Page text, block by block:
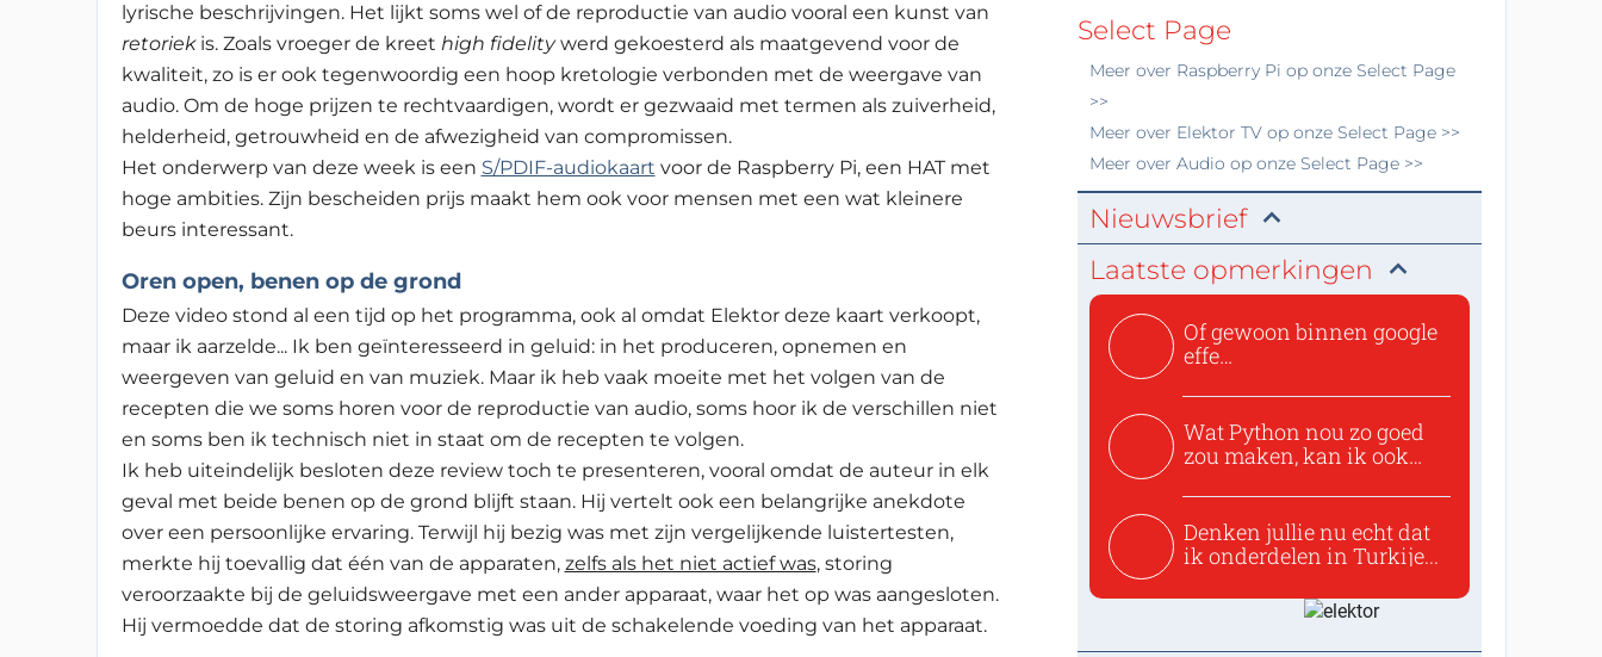
lyrische beschrijvingen. Het lijkt soms wel of de reproductie van audio vooral een kunst van
retoriekis. Zoals vroeger de kreet high fidelitywerd gekoesterd als maatgevend voor de
kwaliteit, zo is er ook tegenwoordig een hoop kretologie verbonden met de weergave van
audio. Om de hoge prijzen te rechtvaardigen, wordt er gezwaaid met termen als zuiverheid,
helderheid, getrouwheid en de afwezigheid van compromissen.
Het onderwerp van deze week is een S/PDIF-audiokaart voor de Raspberry Pi, een HAT met
hoge ambities. Zijn bescheiden prijs maakt hem ook voor mensen met een wat kleinere
beurs interessant.
Oren open, benen op de grond
Deze video stond al een tijd op het programma, ook al omdat Elektor deze kaart verkoopt,
maar ik aarzelde... Ik ben geïnteresseerd in geluid: in het produceren, opnemen en
weergeven van geluid en van muziek. Maar ik heb vaak moeite met het volgen van de
recepten die we soms horen voor de reproductie van audio, soms hoor ik de verschillen niet
en soms ben ik technisch niet in staat om de recepten te volgen.
Ik heb uiteindelijk besloten deze review toch te presenteren, vooral omdat de auteur in elk
geval met beide benen op de grond blijft staan. Hij vertelt ook een belangrijke anekdote
over een persoonlijke ervaring. Terwijl hij bezig was met zijn vergelijkende luistertesten,
merkte hij toevallig dat één van de apparaten, zelfs als het niet actief was, storing
veroorzaakte bij de geluidsweergave met een ander apparaat, waar het op was aangesloten.
Hij vermoedde dat de storing afkomstig was uit de schakelende voeding van het apparaat.
Select Page
Meer over Raspberry Pi op onze Select Page
>>
Meer over Elektor TVop onze Select Page >>
Meer over Audio op onze Select Page >>
Nieuwsbrief
Laatste opmerkingen
Of gewoon binnen google
effe
Wat Python nou zo goed
zou maken, kan ik ook
Denken jullie nu echt dat
ik onderdelen in Turkije...